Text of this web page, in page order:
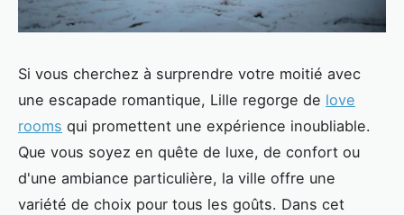
Si vous cherchez à surprendre votre moitié avec
une escapade romantique, Lille regorge de love
rooms qui promettent une expérience inoubliable.
Que vous soyez en quête de luxe, de confort ou
d'une ambiance particulière, la ville offre une
variété de choix pour tous les goûts. Dans cet